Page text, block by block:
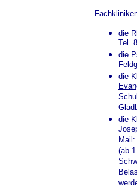
die
Tel.
die
die
die
Mail:
(ab